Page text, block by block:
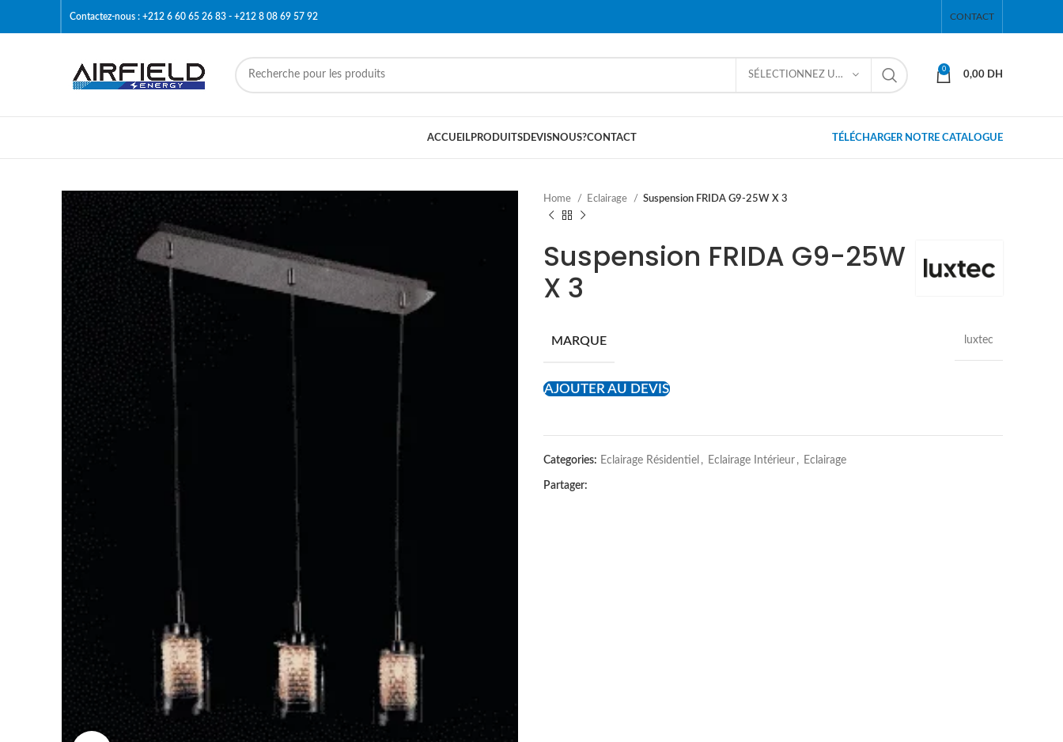
Contactez-nous : +212 6 60 65 26 83 - +212 8 08 69 57 92 CONTACT
SÉLECTIONNEZ UNE CATÉGORIE
0
0,00 DH
ACCUEILPRODUITSDEVISNOUS?CONTACT TÉLÉCHARGER NOTRE CATALOGUE
Home Eclairage Suspension FRIDA G9-25W X 3
Suspension FRIDA G9-25W
X 3
MARQUE luxtec
AJOUTER AU DEVIS
Categories: Eclairage Résidentiel , Eclairage Intérieur , Eclairage
Partager: